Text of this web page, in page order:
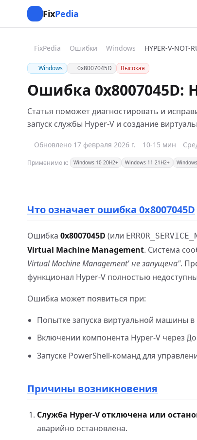
FixPedia
FixPedia Ошибки Windows HYPER-V-NOT-
Windows 0x8007045D Высокая
Ошибка 0x8007045D:
Статья поможет диагностировать и
запуск службы Hyper-V и создание
Обновлено 17 февраля 2026 г. 10-15 мин
Применимо к: Windows 10 20H2+ Windows 11 21H2+
Что означает ошибка 0x8007045D
Ошибка 0x8007045D (или
Virtual Machine Management. Система
Virtual Machine Management' не запущена".
функционал Hyper-V полностью
Ошибка может появиться при:
Попытке запуска виртуальной машины в
Включении компонента Hyper-V через
Запуске PowerShell-команд для
Причины возникновения
Служба Hyper-V отключена или
аварийно остановлена.